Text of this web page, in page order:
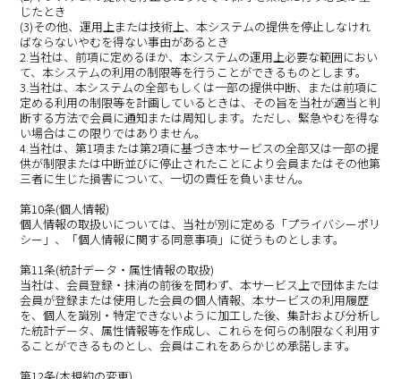
じたとき
(3)その他、運用上または技術上、本システムの提供を停止しなけれ
ばならないやむを得ない事由があるとき
2.当社は、前項に定めるほか、本システムの運用上必要な範囲におい
て、本システムの利用の制限等を行うことができるものとします。
3.当社は、本システムの全部もしくは一部の提供中断、または前項に
定める利用の制限等を計画しているときは、その旨を当社が適当と判
断する方法で会員に通知または周知します。ただし、緊急やむを得な
い場合はこの限りではありません。
4.当社は、第1項または第2項に基づき本サービスの全部又は一部の提
供が制限または中断並びに停止されたことにより会員またはその他第
三者に生じた損害について、一切の責任を負いません。
第10条(個人情報)
個人情報の取扱いについては、当社が別に定める「プライバシーポリ
シー」、「個人情報に関する同意事項」に従うものとします。
第11条(統計データ・属性情報の取扱)
当社は、会員登録・抹消の前後を問わず、本サービス上で団体または
会員が登録または使用した会員の個人情報、本サービスの利用履歴
を、個人を識別・特定できないように加工した後、集計および分析し
た統計データ、属性情報等を作成し、これらを何らの制限なく利用す
ることができるものとし、会員はこれをあらかじめ承諾します。